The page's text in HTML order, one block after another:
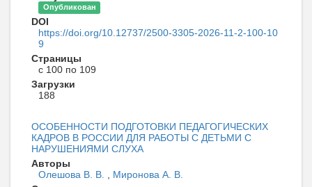
Опубликован
DOI
https://doi.org/10.12737/2500-3305-2026-11-2-100-10
9
Страницы
с 100 по 109
Загрузки
188
ОСОБЕННОСТИ ПОДГОТОВКИ ПЕДАГОГИЧЕСКИХ
КАДРОВ В РОССИИ ДЛЯ РАБОТЫ С ДЕТЬМИ С
НАРУШЕНИЯМИ СЛУХА
Авторы
Олешова В. В.
Миронова А. В.